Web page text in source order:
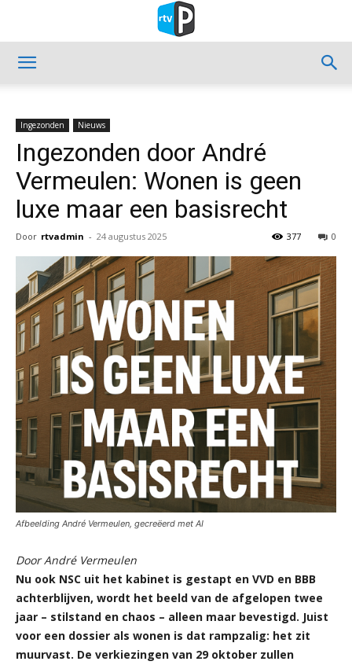
Ingezonden Nieuws
Ingezonden door André
Vermeulen: Wonen is geen
luxe maar een basisrecht
Door rtvadmin - 24 augustus 2025 0
377
Afbeelding André Vermeulen, gecreëerd met AI
Door André Vermeulen
Nu ook NSC uit het kabinet is gestapt en VVD en BBB
achterblijven, wordt het beeld van de afgelopen twee
jaar – stilstand en chaos – alleen maar bevestigd. Juist
voor een dossier als wonen is dat rampzalig: het zit
muurvast. De verkiezingen van 29 oktober zullen